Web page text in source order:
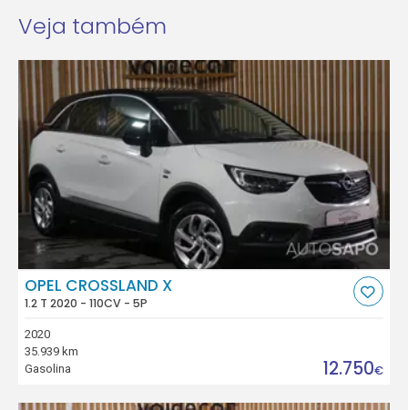
Veja também
OPEL CROSSLAND X
1.2 T 2020 - 110CV - 5P
2020
35.939 km
Gasolina
12.750€